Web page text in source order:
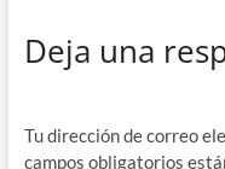
Deja una
Tu dirección de correo
campos obligatorios